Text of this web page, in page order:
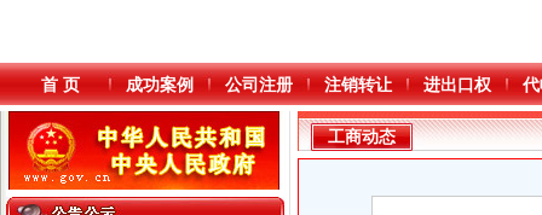
首 页 成功案例 公司注册 注销转让 进出口权
工商动态